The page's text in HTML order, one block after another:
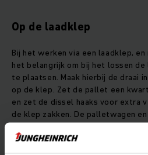
Op de laadklep
Bij het werken via een laadklep,
het belangrijk om bij het lossen
te plaatsen. Maak hierbij de draai
op de klep. Zet de pallet een
en zet de dissel haaks voor extra
de klep zakken. De palletwagen
vast op de klep. Volg dezelfde
pallet komt dwars op de klep en